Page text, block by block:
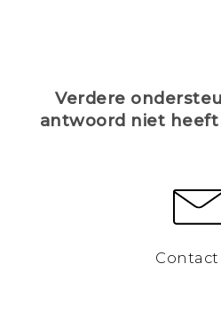
Verdere
antwoord niet
Contact